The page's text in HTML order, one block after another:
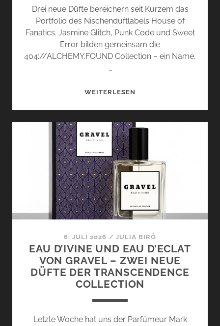
Drei neue Düfte bereichern seit Kurzem das
Portfolio des Nischenduftlabels House of
Fanatics. Jasmine Glitch, Punk Code und Sweet
Error bilden gemeinsam die
404://ALCHEMY.FOUND Collection – ein Name,
…
WEITERLESEN
HOUSE
–
JASMINE
GLITCH,
CODE
UND
SWEET
ERROR
6. JULI 2026 / JULIA BIRÓ
EAU D’IVINE UND EAU D’ECLAT
VON GRAVEL – ZWEI NEUE
DÜFTE DER TRANSCENDENCE
COLLECTION
Letzte Woche hat uns der Parfümeur Mark